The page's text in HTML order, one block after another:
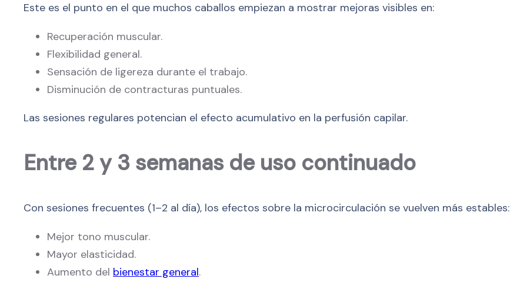
Este es el punto en el que muchos caballos empiezan a mostrar mejoras visibles en:
Recuperación muscular.
Flexibilidad general.
Sensación de ligereza durante el trabajo.
Disminución de contracturas puntuales.
Las sesiones regulares potencian el efecto acumulativo en la perfusión capilar.
Entre 2 y 3 semanas de uso continuado
Con sesiones frecuentes (1–2 al día), los efectos sobre la microcirculación se vuelven más estables:
Mejor tono muscular.
Mayor elasticidad.
Aumento del bienestar general.